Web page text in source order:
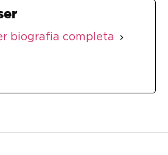
biografia completa